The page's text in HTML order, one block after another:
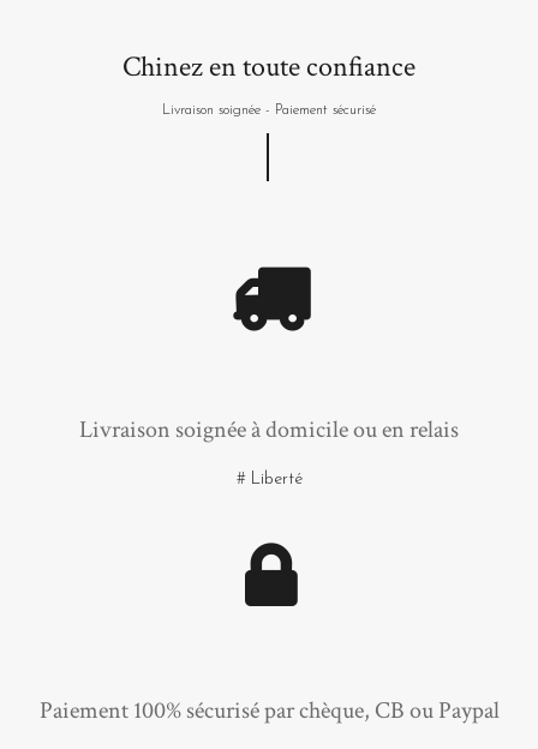
Chinez en toute confiance
Livraison soignée - Paiement sécurisé
Livraison soignée à domicile ou en relais
# Liberté
Paiement 100% sécurisé par chèque, CB ou Paypal